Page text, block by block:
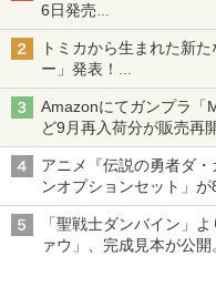
6日発売
チューバ、テナサクなど
トミカから生まれた新
ー」発表！
詳細は後日公開予定
Amazonにてガンプラ「
ど9月再入荷分が販売再
アニメ『伝説の勇者ダ
ンオプションセット」
「聖戦士ダンバイン」
ァウ」、完成見本が公